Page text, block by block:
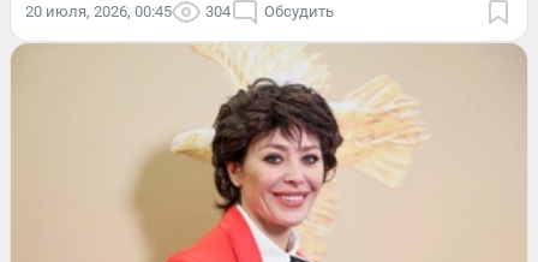
20 июля, 2026, 00:45 304 Обсудить